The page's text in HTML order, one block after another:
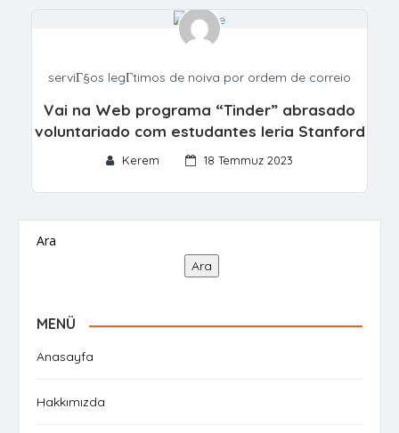
serviГ§os legГ­timos de noiva por ordem de correio
Vai na Web programa “Tinder” abrasado
voluntariado com estudantes leria Stanford
Kerem 18 Temmuz 2023
Ara
Ara
MENÜ
Anasayfa
Hakkımızda